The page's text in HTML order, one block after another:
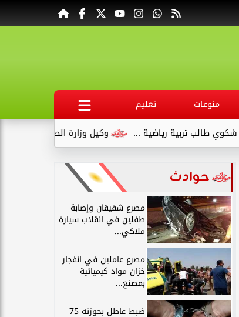
منوعات
تعليم
وكيل وزارة الصحة بقنا يبدأ عمله
تربية رياضية ...
حوادث
مصرع شقيقان وإصابة
طفلين في انقلاب سيارة
ملاكي...
مصرع عاملين في انفجار
خزان مواد كيميائية
بمصنع...
ضبط عاطل بحوزته 75